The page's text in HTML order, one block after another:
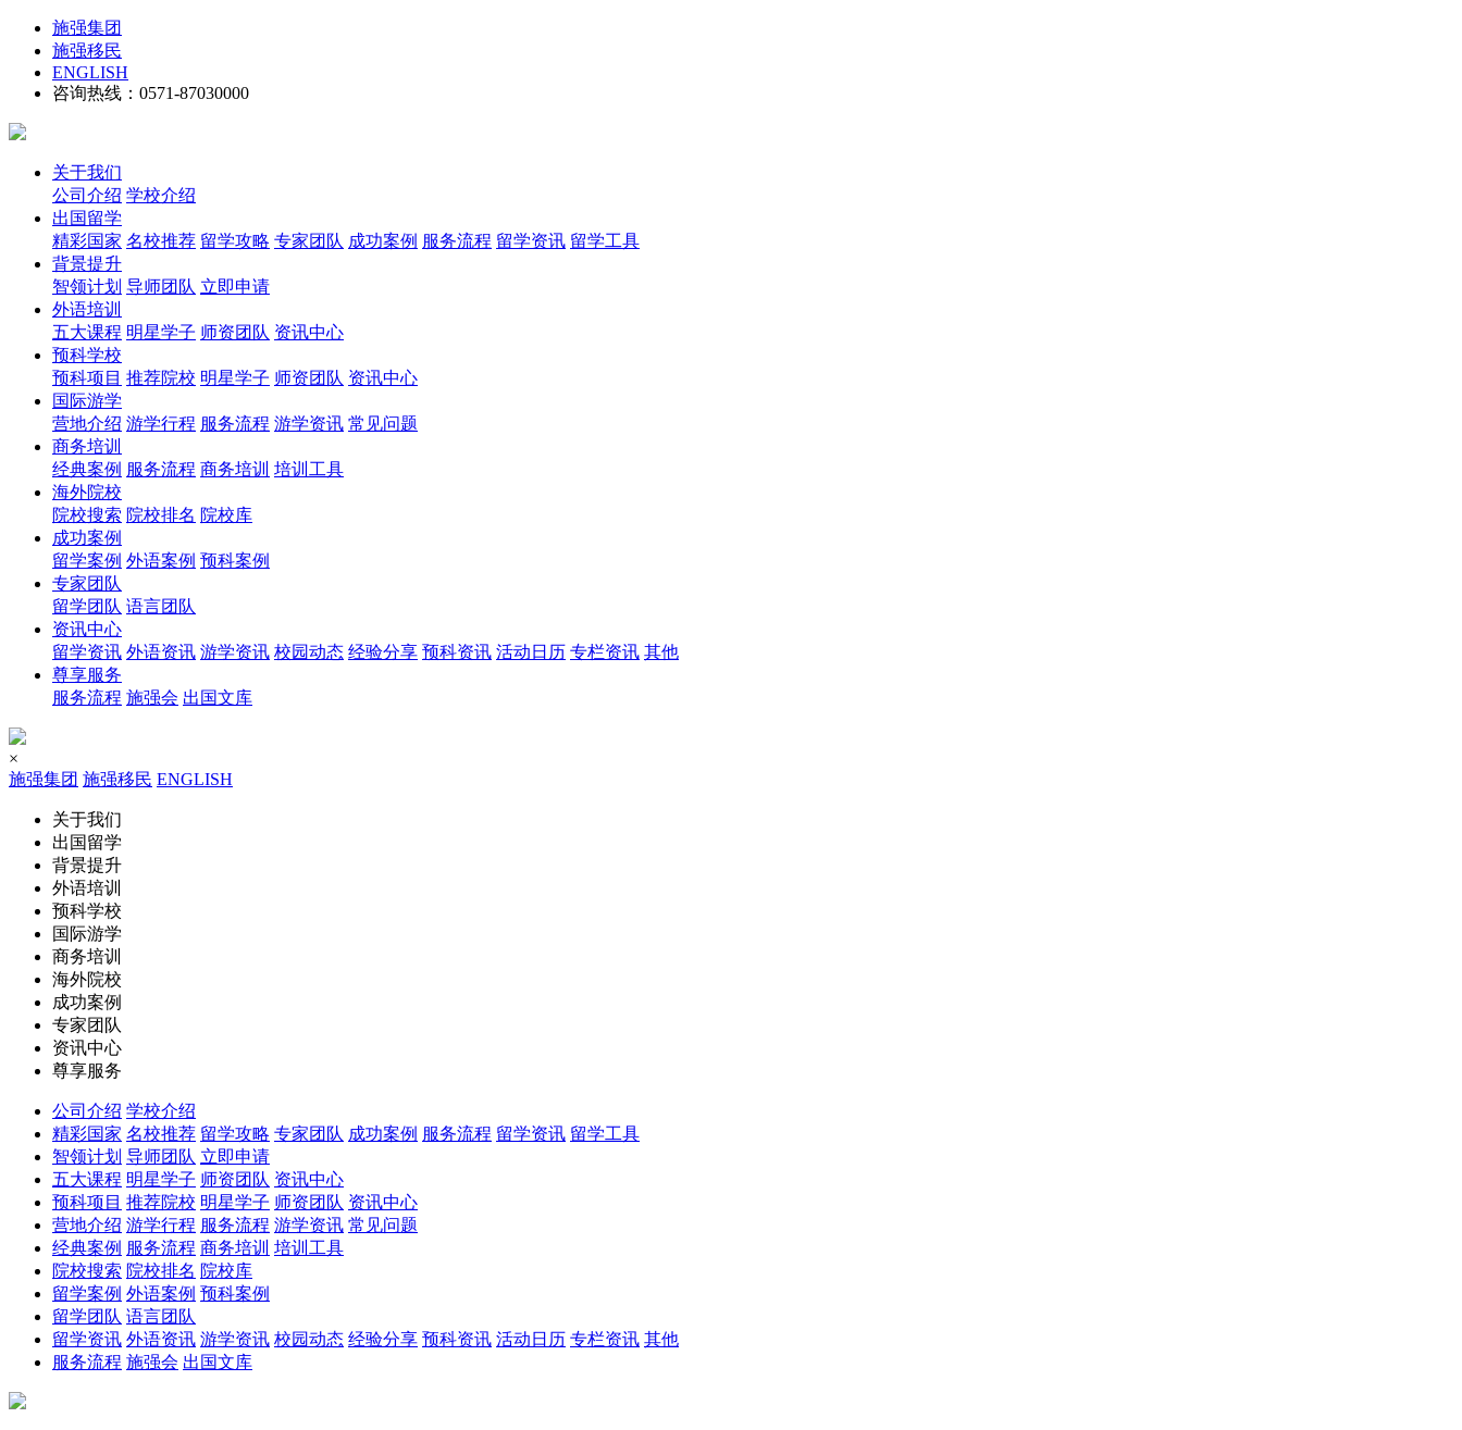
施强集团
施强移民
ENGLISH
咨询热线：0571-87030000
关于我们
公司介绍 学校介绍
出国留学
精彩国家 名校推荐 留学攻略 专家团队 成功案例 服务流程 留学资讯 留学工具
背景提升
智领计划 导师团队 立即申请
外语培训
五大课程 明星学子 师资团队 资讯中心
预科学校
预科项目 推荐院校 明星学子 师资团队 资讯中心
国际游学
营地介绍 游学行程 服务流程 游学资讯 常见问题
商务培训
经典案例 服务流程 商务培训 培训工具
海外院校
院校搜索 院校排名 院校库
成功案例
留学案例 外语案例 预科案例
专家团队
留学团队 语言团队
资讯中心
留学资讯 外语资讯 游学资讯 校园动态 经验分享 预科资讯 活动日历 专栏资讯 其他
尊享服务
服务流程 施强会 出国文库
×
施强集团 施强移民 ENGLISH
关于我们
出国留学
背景提升
外语培训
预科学校
国际游学
商务培训
海外院校
成功案例
专家团队
资讯中心
尊享服务
公司介绍 学校介绍
精彩国家 名校推荐 留学攻略 专家团队 成功案例 服务流程 留学资讯 留学工具
智领计划 导师团队 立即申请
五大课程 明星学子 师资团队 资讯中心
预科项目 推荐院校 明星学子 师资团队 资讯中心
营地介绍 游学行程 服务流程 游学资讯 常见问题
经典案例 服务流程 商务培训 培训工具
院校搜索 院校排名 院校库
留学案例 外语案例 预科案例
留学团队 语言团队
留学资讯 外语资讯 游学资讯 校园动态 经验分享 预科资讯 活动日历 专栏资讯 其他
服务流程 施强会 出国文库